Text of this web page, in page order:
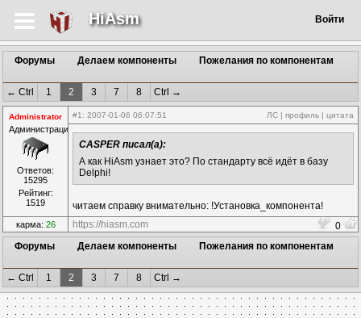
HiAsm Войти
Форумы Делаем компоненты Пожелания по компонентам
← Ctrl 1 2 3 7 8 Ctrl →
Administrator
Администрация
Ответов:
15295
Рейтинг:
1519
#1 : 2007-01-06 06:07:51 ЛС | профиль | цитата
CASPER писал(а):
А как HiAsm узнает это? По стандарту всё идёт в базу
Delphi!
читаем справку внимательно: !Установка_компонента!
карма: 26 https://hiasm.com
0
Форумы
Делаем компоненты Пожелания по компонентам
← Ctrl 1 2 3 7 8 Ctrl →